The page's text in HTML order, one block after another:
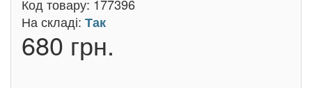
Код товару: 177396
На складі: Так
680 грн.